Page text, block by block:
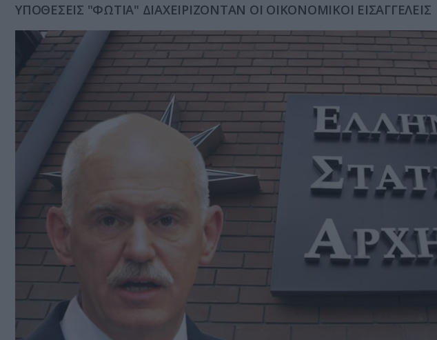
ΥΠΟΘΕΣΕΙΣ "ΦΩΤΙΑ" ΔΙΑΧΕΙΡΙΖΟΝΤΑΝ ΟΙ ΟΙΚΟΝΟΜΙΚΟΙ ΕΙΣΑΓΓΕΛΕΙΣ